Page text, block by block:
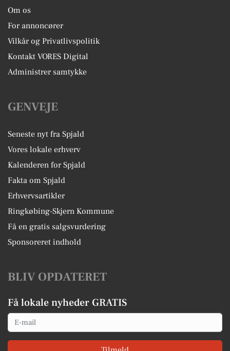
Om os
For annoncører
Vilkår og Privatlivspolitik
Kontakt VORES Digital
Administrer samtykke
GENVEJE
Seneste nyt fra Spjald
Vores lokale erhverv
Kalenderen for Spjald
Fakta om Spjald
Erhvervsartikler
Ringkøbing-Skjern Kommune
Få en gratis salgsvurdering
Sponsoreret indhold
BLIV OPDATERET
Få lokale nyheder GRATIS
Email